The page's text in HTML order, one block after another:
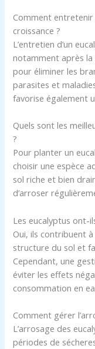
Comment
croissance ?
L’entretien d’un
notamment après la
pour éliminer les
parasites et
favorise également
Quels sont les
?
Pour planter un
choisir une espèce
sol riche et bien
d’arroser
Les eucalyptus ont-
Oui, ils contribuent
structure du sol et
Cependant, une
éviter les effets
consommation en
Comment gérer
L’arrosage des
périodes de